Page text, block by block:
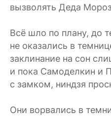
вызволять Деда
Всё шло по плану, до
не оказались в
заклинание на сон
и пока Самоделкин и
с замком, ниндзя
Они ворвались в